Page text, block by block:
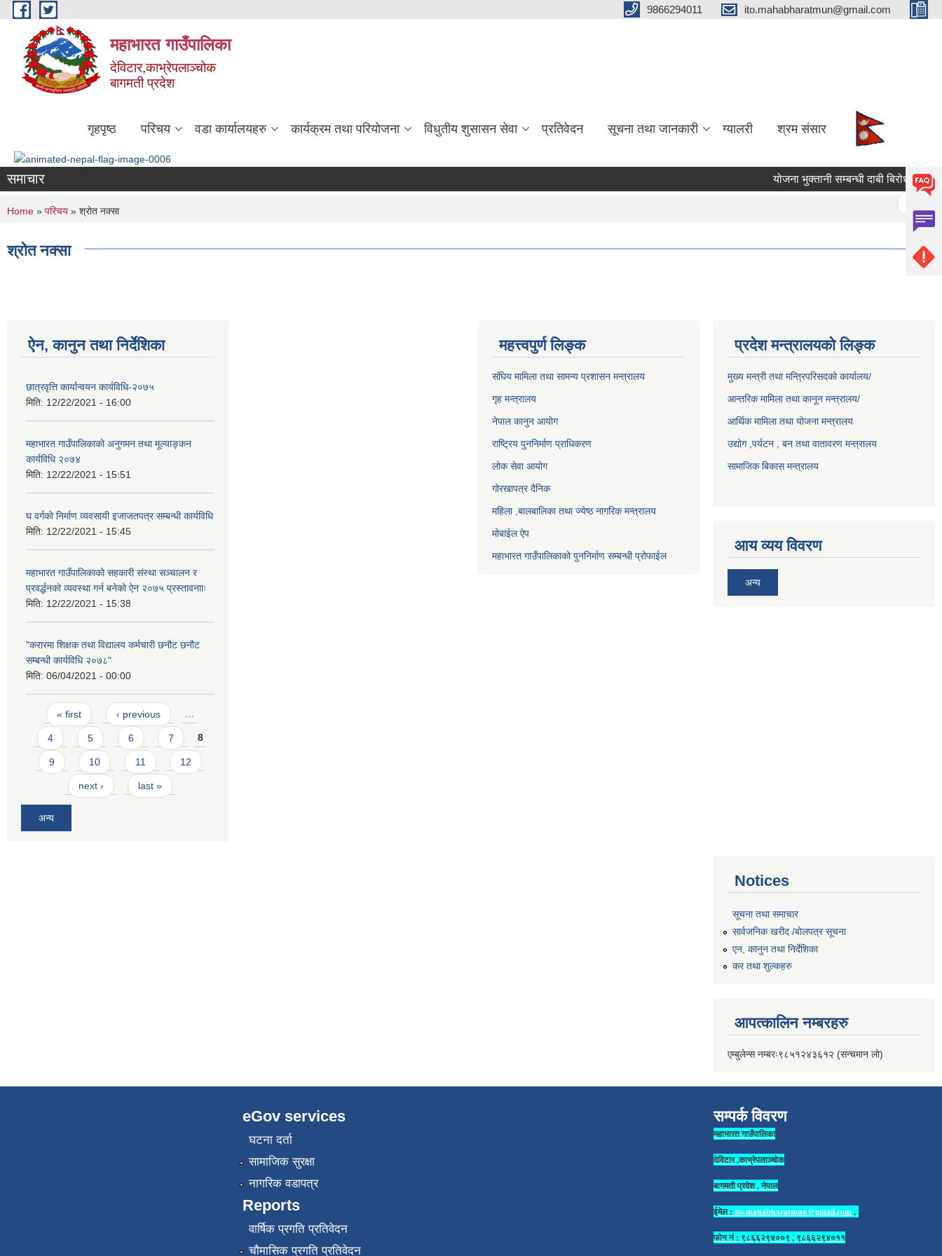
Skip to main content 9866294011 ito.mahabharatmun@gmail.com
महाभारत गाउँपालिका
देविटार,काभ्रेपलाञ्चोक
बागमती प्रदेश
गृहपृष्ठ परिचय वडा कार्यालयहरु कार्यक्रम तथा परियोजना विधुतीय शुसासन सेवा प्रतिवेदन सूचना तथा जानकारी ग्यालरी श्रम संसार
समाचार योजना भुक्तानी सम्बन्धी दाबी बिरोधको
You are here
Home » परिचय » श्रोत नक्सा
श्रोत नक्सा
ऐन, कानुन तथा निर्देशिका
छात्रवृत्ति कार्यान्वयन कार्यविधि-२०७५
मिति: 12/22/2021 - 16:00
महाभारत गाउँपालिकाकाे अनुगमन तथा मूल्याङ्कन
कार्यविधि ‍‍२०७४
मिति: 12/22/2021 - 15:51
घ वर्गकाे निर्माण व्यवसायी इजाजतपत्र सम्बन्धी कार्यविधि
मिति: 12/22/2021 - 15:45
महाभारत गाउँपालिकाको सहकारी संस्था सञ्चालन र
प्रवर्द्धनको व्यवस्था गर्न बनेकाे ऐन २०७५ प्रस्तावनााः
मिति: 12/22/2021 - 15:38
"करारमा शिक्षक तथा विद्यालय कर्मचारी छनौट छनौट
सम्बन्धी कार्यविधि २०७८"
मिति: 06/04/2021 - 00:00
Pages
« first ‹ previous …
4 5 6 7 8
9 10 11 12
next › last »
अन्य
महत्त्वपुर्ण लिङ्क
संघिय मामिला तथा सामन्य प्रशासन मन्त्रालय
गृह मन्त्रालय
नेपाल कानुन आयोग
राष्ट्रिय पुननिर्माण प्राधिकरण
लोक सेवा आयोग
गोरखापत्र दैनिक
महिला ,बालबालिका तथा ज्येष्ठ नागरिक मन्त्रालय
मोबाईल ऐप
महाभारत गाउँपालिकाको पुननिर्माण सम्बन्धी प्रोफाईल
प्रदेश मन्त्रालयको लिङ्क
मुख्य मन्त्री तथा मन्त्रिपरिसदको कार्यालय/
आन्तरिक मामिला तथा कानून मन्त्रालय/
आर्थिक मामिला तथा योजना मन्त्रालय
उद्योग ,पर्यटन , बन तथा वातावरण मन्त्रालय
सामाजिक बिकास मन्त्रालय
आय व्यय विवरण
अन्य
Notices
सूचना तथा समाचार
सार्वजनिक खरीद /बोलपत्र सूचना
एन, कानुन तथा निर्देशिका
कर तथा शुल्कहरु
आपत्कालिन नम्बरहरु
एम्बुलेन्स नम्बरः९८५१२४३६१२ (सन्चमान लो)
eGov services
घटना दर्ता
सामाजिक सुरक्षा
नागरिक वडापत्र
Reports
वार्षिक प्रगति प्रतिवेदन
चौमासिक प्रगति प्रतिवेदन
सम्पर्क विवरण
महाभारत गाउँपालिका
देविटार ,काभ्रेपलाञ्चोक
बागमती प्रदेश , नेपाल
ईमेल : ito.mahabharatmun@gmail.com,
फोन नं : ९८६६२९४००९ , ९८६६२९४०११